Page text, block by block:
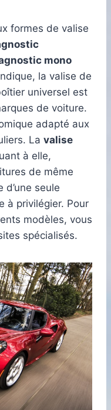
formes de valise
mono
la valise de
universel est
de voiture.
adapté aux
La valise
à elle,
de même
seule
à privilégier. Pour
modèles, vous
spécialisés.